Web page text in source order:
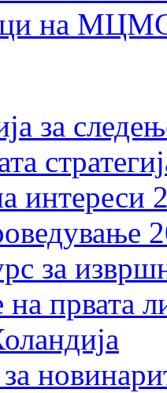
на МЦМС
за
интереси
за
првата